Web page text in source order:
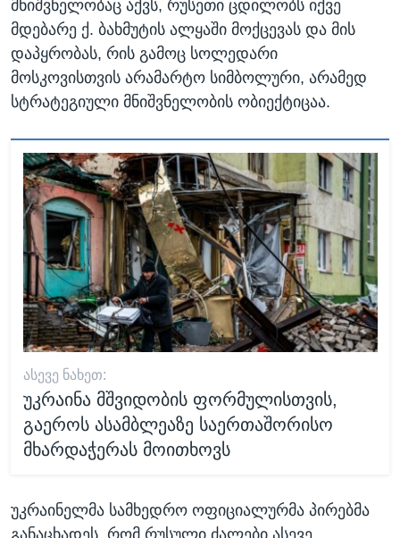
მნიშვნელობაც აქვს, რუსეთი ცდილობს იქვე
მდებარე ქ. ბახმუტის ალყაში მოქცევას და მის
დაპყრობას, რის გამოც სოლედარი
მოსკოვისთვის არამარტო სიმბოლური, არამედ
სტრატეგიული მნიშვნელობის ობიექტიცაა.
ᲐᲡᲔᲕᲔ ᲜᲐᲮᲔᲗ:
უკრაინა მშვიდობის ფორმულისთვის,
გაეროს ასამბლეაზე საერთაშორისო
მხარდაჭერას მოითხოვს
უკრაინელმა სამხედრო ოფიციალურმა პირებმა
განაცხადეს, რომ რუსული ძალები ასევე